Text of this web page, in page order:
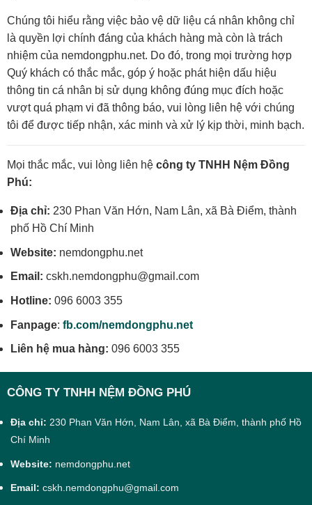
Chúng tôi hiểu rằng việc bảo vệ dữ liệu cá nhân không chỉ
là quyền lợi chính đáng của khách hàng mà còn là trách
nhiệm của nemdongphu.net. Do đó, trong mọi trường hợp
Quý khách có thắc mắc, góp ý hoặc phát hiện dấu hiệu
thông tin cá nhân bị sử dụng không đúng mục đích hoặc
vượt quá phạm vi đã thông báo, vui lòng liên hệ với chúng
tôi để được tiếp nhận, xác minh và xử lý kịp thời, minh bạch.
Mọi thắc mắc, vui lòng liên hệ công ty TNHH Nệm Đồng
Phú:
Địa chỉ: 230 Phan Văn Hớn, Nam Lân, xã Bà Điểm, thành
phố Hồ Chí Minh
Website: nemdongphu.net
Email: cskh.nemdongphu@gmail.com
Hotline: 096 6003 355
Fanpage: fb.com/nemdongphu.net
Liên hệ mua hàng: 096 6003 355
CÔNG TY TNHH NỆM ĐỒNG PHÚ
Địa chỉ: 230 Phan Văn Hớn, Nam Lân, xã Bà Điểm, thành phố Hồ
Chí Minh
Website: nemdongphu.net
Email: cskh.nemdongphu@gmail.com